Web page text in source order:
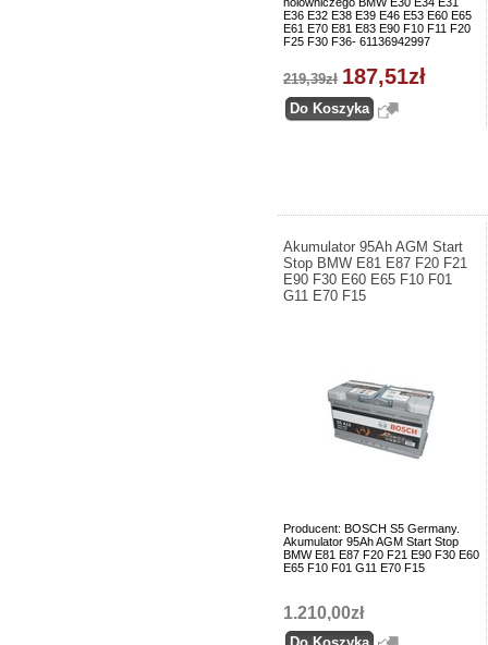
E36 E32 E38 E39 E46 E53 E60 E65
E61 E70 E81 E83 E90 F10 F11 F20
F25 F30 F36- 61136942997
219,39zł 187,51zł
Akumulator 95Ah AGM Start
Stop BMW E81 E87 F20 F21
E90 F30 E60 E65 F10 F01
G11 E70 F15
Producent: BOSCH S5 Germany.
Akumulator 95Ah AGM Start Stop
BMW E81 E87 F20 F21 E90 F30 E60
E65 F10 F01 G11 E70 F15
1.210,00zł